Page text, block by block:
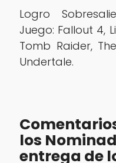
Logro
Juego: Fallout 4,
Tomb Raider,
Undertale.
los
entrega de